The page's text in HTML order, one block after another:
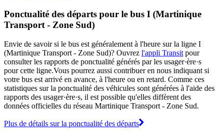
Ponctualité des départs pour le bus I (Martinique
Transport - Zone Sud)
Envie de savoir si le bus est généralement à l'heure sur la ligne I
(Martinique Transport - Zone Sud)? Ouvrez l'appli Transit pour
consulter les rapports de ponctualité générés par les usager·ère·s
pour cette ligne.Vous pourrez aussi contribuer en nous indiquant si
votre bus est arrivé en avance, à l'heure ou en retard. Comme ces
statistiques sur la ponctualité des véhicules sont générées à l'aide des
rapports des usager·ère·s, il est possible qu'elles diffèrent des
données officielles du réseau Martinique Transport - Zone Sud.
Plus de détails sur la ponctualité des départs